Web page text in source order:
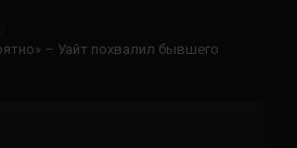
– Уайт похвалил бывшего